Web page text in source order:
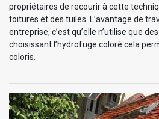
propriétaires de recourir à cette
toitures et des tuiles. L’avantage de
entreprise, c’est qu’elle n’utilise que
choisissant l’hydrofuge coloré cela
coloris.